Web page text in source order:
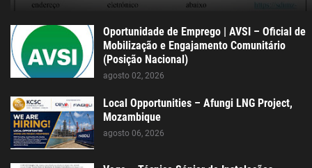
Oportunidade de Emprego | AVSI – Oficial de
Mobilização e Engajamento Comunitário
(Posição Nacional)
agosto 02, 2026
Local Opportunities – Afungi LNG Project,
Mozambique
agosto 06, 2026